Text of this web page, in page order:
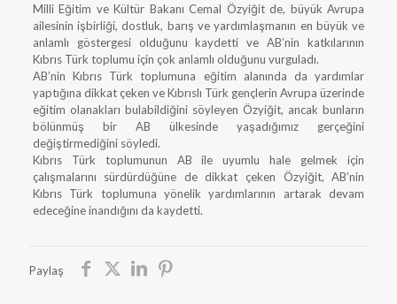
Milli Eğitim ve Kültür Bakanı Cemal Özyiğit de, büyük Avrupa
ailesinin işbirliği, dostluk, barış ve yardımlaşmanın en büyük ve
anlamlı göstergesi olduğunu kaydetti ve AB’nin katkılarının
Kıbrıs Türk toplumu için çok anlamlı olduğunu vurguladı.
AB’nin Kıbrıs Türk toplumuna eğitim alanında da yardımlar
yaptığına dikkat çeken ve Kıbrıslı Türk gençlerin Avrupa üzerinde
eğitim olanakları bulabildiğini söyleyen Özyiğit, ancak bunların
bölünmüş bir AB ülkesinde yaşadığımız gerçeğini
değiştirmediğini söyledi.
Kıbrıs Türk toplumunun AB ile uyumlu hale gelmek için
çalışmalarını sürdürdüğüne de dikkat çeken Özyiğit, AB’nin
Kıbrıs Türk toplumuna yönelik yardımlarının artarak devam
edeceğine inandığını da kaydetti.
Paylaş